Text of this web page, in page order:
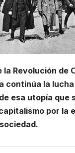
la Revolución de
continúa la
esa utopía que
por la